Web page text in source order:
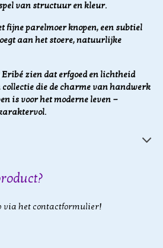
van structuur en kleur.
fijne parelmoer knopen, een subtiel
aan het stoere, natuurlijke
zien dat erfgoed en lichtheid
collectie die de charme van handwerk
is voor het moderne leven —
via het contactformulier!